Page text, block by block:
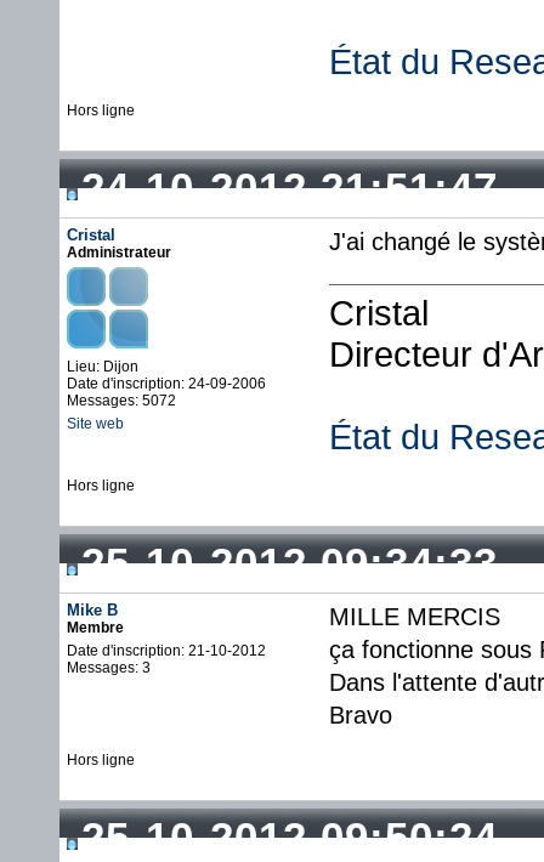
État du
Hors ligne
24-10-2012 21:51:47
Cristal
Administrateur
Lieu: Dijon
Date d'inscription: 24-09-2006
Messages: 5072
Site web
J'ai changé le
Cristal
Directeur
État du
Hors ligne
25-10-2012 09:34:33
Mike B
Membre
Date d'inscription: 21-10-2012
Messages: 3
MILLE MERCIS
ça fonctionne sous
Dans l'attente
Bravo
Hors ligne
25-10-2012 09:50:24